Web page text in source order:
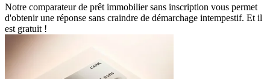
Notre comparateur de prêt immobilier sans inscription vous permet
d'obtenir une réponse sans craindre de démarchage intempestif. Et il
est gratuit !